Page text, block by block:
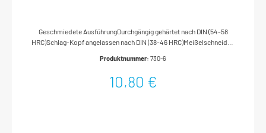
Geschmiedete AusführungDurchgängig gehärtet nach DIN (54-58
HRC)Schlag-Kopf angelassen nach DIN (38-46 HRC)Meißelschneiden
SchaftOberfläche: tauchlackiertDIN 6453Made In
Produktnummer: 730-6
10,80 €